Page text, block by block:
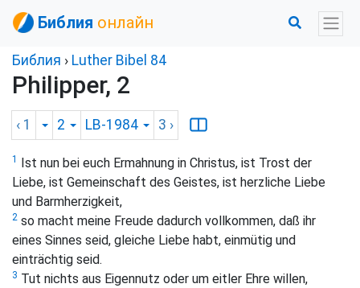
Библия онлайн
Библия › Luther Bibel 84
Philipper, 2
‹ 1 2 LB-1984 3 ›
1
Ist nun bei euch Ermahnung in Christus, ist Trost der
Liebe, ist Gemeinschaft des Geistes, ist herzliche Liebe
und Barmherzigkeit,
2 so macht meine Freude dadurch vollkommen, daß ihr
eines Sinnes seid, gleiche Liebe habt, einmütig und
einträchtig seid.
3 Tut nichts aus Eigennutz oder um eitler Ehre willen,